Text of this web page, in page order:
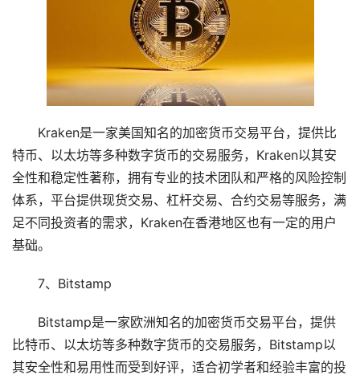
Kraken是一家美国知名的加密货币交易平台，提供比
特币、以太坊等多种数字货币的交易服务，Kraken以其安
全性和稳定性著称，拥有专业的技术团队和严格的风险控制
体系，平台提供现货交易、杠杆交易、合约交易等服务，满
足不同投资者的需求，Kraken在香港地区也有一定的用户
基础。
7、Bitstamp
Bitstamp是一家欧洲知名的加密货币交易平台，提供
比特币、以太坊等多种数字货币的交易服务，Bitstamp以
其安全性和易用性而受到好评，适合初学者和经验丰富的投